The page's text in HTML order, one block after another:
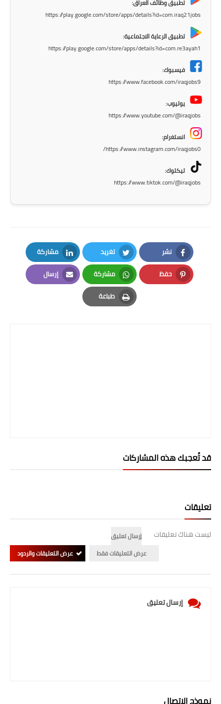
المرحلة الابتدائية
العطل
فن ومشاهير
العامة
تطبيق وظائف العراق:
https://play.google.com/store/apps/details?id=com.iraq21jobs
تطبيق الرعاية الاجتماعية:
https://play.google.com/store/apps/details?id=com.re3ayah1
فيسبوك:
https://www.facebook.com/iraqjobs9
يوتيوب:
https://www.youtube.com/@iraqjobs
انستغرام:
https://www.instagram.com/iraqjobs0/
تيكتوك:
https://www.tiktok.com/@iraqjobs
نشر
Facebook
تغريد
Twitter
مشاركة
LinkedIn
حفظ
Pinterest
مشاركة
Whatsapp
إرسال
Email
طباعة
Print
قد تُعجبك هذه المشاركات
تعليقات
ليست هناك تعليقات
إرسال تعليق
عرض التعليقات فقط
عرض التعليقات والردود
إرسال تعليق